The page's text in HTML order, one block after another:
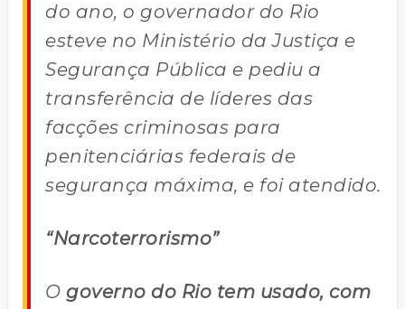
do ano, o governador do Rio
esteve no Ministério da Justiça e
Segurança Pública e pediu a
transferência de líderes das
facções criminosas para
penitenciárias federais de
segurança máxima, e foi atendido.
“Narcoterrorismo”
O governo do Rio tem usado, com